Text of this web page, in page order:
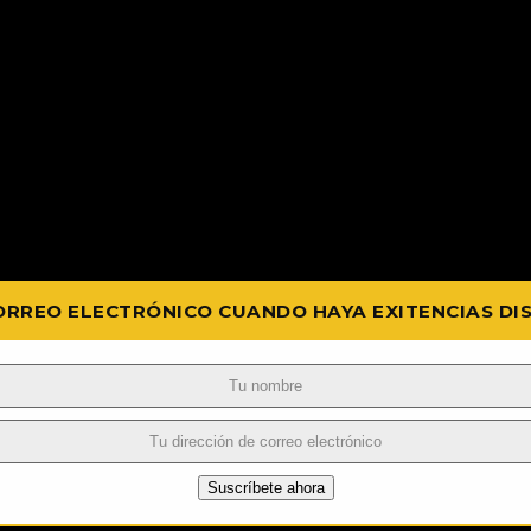
ELECTRÓNICO CUANDO HAYA EXITENCIAS
Suscríbete ahora